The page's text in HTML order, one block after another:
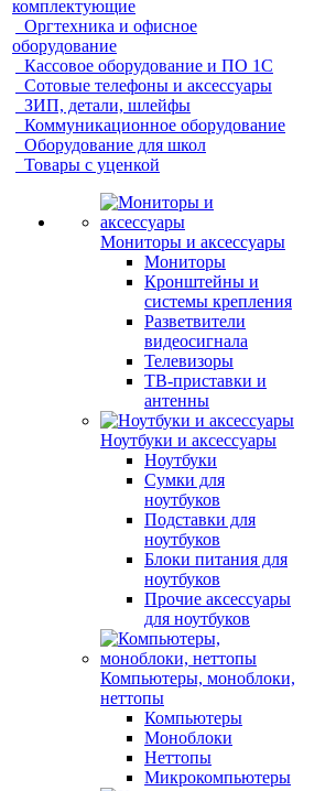
комплектующие
Оргтехника и офисное
оборудование
Кассовое оборудование и ПО 1С
Сотовые телефоны и аксессуары
ЗИП, детали, шлейфы
Коммуникационное оборудование
Оборудование для школ
Товары с уценкой
Мониторы и аксессуары
Мониторы
Кронштейны и
системы крепления
Разветвители
видеосигнала
Телевизоры
ТВ-приставки и
антенны
Ноутбуки и аксессуары
Ноутбуки
Сумки для
ноутбуков
Подставки для
ноутбуков
Блоки питания для
ноутбуков
Прочие аксессуары
для ноутбуков
Компьютеры, моноблоки,
неттопы
Компьютеры
Моноблоки
Неттопы
Микрокомпьютеры